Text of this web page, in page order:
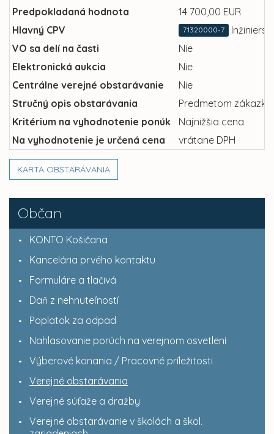
Občan
KONTO Košičana
Kancelária prvého kontaktu
Formuláre a tlačivá
Daň z nehnuteľností
Poplatok za odpad
Nahlasovanie porúch na verejnom osvetlení
Výberové konania / Pracovné príležitosti
Verejné obstarávania
Verejné súťaže a dražby
Verejné obstarávanie v školách a škol.
Predpokladaná hodnota
14 700,00 EUR
Hlavný CPV
71320000-7
VO sa delí na časti
Nie
Elektronická aukcia
Nie
Centrálne verejné obstarávanie
Nie
Stručný opis obstarávania
Predmetom
Kritérium na vyhodnotenie ponúk
Najnižšia cena
Na vyhodnotenie je určená cena
vrátane DPH
KARTA OBSTARÁVANIA